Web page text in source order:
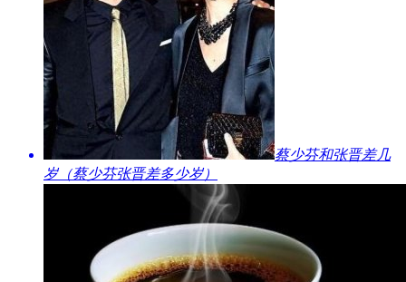
​蔡少芬和张晋差几
岁（蔡少芬张晋差多少岁）